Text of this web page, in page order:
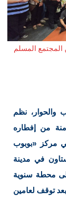
المجتمع المسلم
نظم
من إفطاره
مركز «بوبوب
في مدينة
عام 2017 وتحول إلى محطة سنوية
توقف لعامين